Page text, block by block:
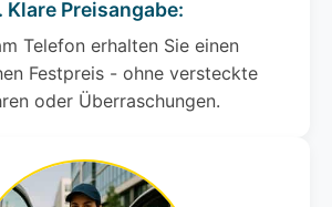
Klare Preisangabe:
Telefon erhalten Sie einen
Festpreis - ohne versteckte
oder Überraschungen.